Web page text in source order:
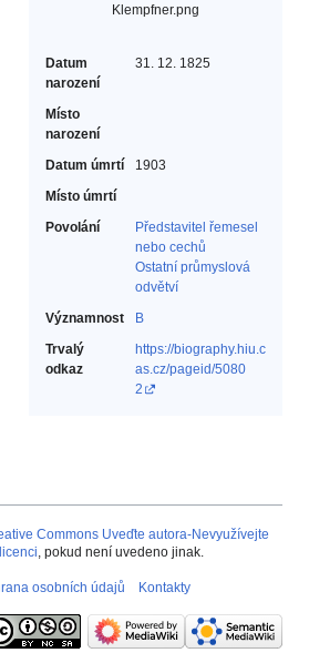
Klempfner.png
Datum
narození
31. 12. 1825
Místo
narození
Datum úmrtí
1903
Místo úmrtí
Povolání
Představitel řemesel
nebo cechů‎
Ostatní průmyslová
odvětví‎
Významnost
B
Trvalý
odkaz
https://biography.hiu.c
as.cz/pageid/5080
2
Commons Uveďte autora-Nevyužívejte
, pokud není uvedeno jinak.
osobních údajů Kontakty